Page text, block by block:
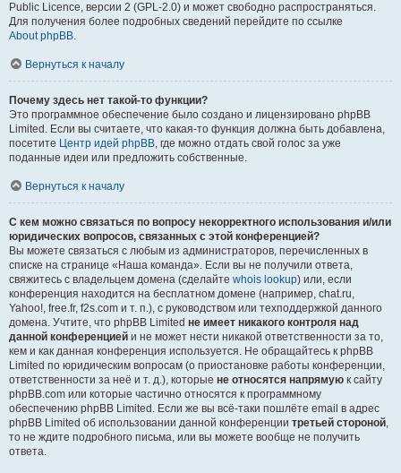
Public Licence, версии 2 (GPL-2.0) и может свободно распространяться.
Для получения более подробных сведений перейдите по ссылке
About phpBB.
Вернуться к началу
Почему здесь нет такой-то функции?
Это программное обеспечение было создано и лицензировано phpBB
Limited. Если вы считаете, что какая-то функция должна быть добавлена,
посетите Центр идей phpBB, где можно отдать свой голос за уже
поданные идеи или предложить собственные.
Вернуться к началу
С кем можно связаться по вопросу некорректного использования и/или
юридических вопросов, связанных с этой конференцией?
Вы можете связаться с любым из администраторов, перечисленных в
списке на странице «Наша команда». Если вы не получили ответа,
свяжитесь с владельцем домена (сделайте whois lookup) или, если
конференция находится на бесплатном домене (например, chat.ru,
Yahoo!, free.fr, f2s.com и т. п.), с руководством или техподдержкой данного
домена. Учтите, что phpBB Limited не имеет никакого контроля над
данной конференцией и не может нести никакой ответственности за то,
кем и как данная конференция используется. Не обращайтесь к phpBB
Limited по юридическим вопросам (о приостановке работы конференции,
ответственности за неё и т. д.), которые не относятся напрямую к сайту
phpBB.com или которые частично относятся к программному
обеспечению phpBB Limited. Если же вы всё-таки пошлёте email в адрес
phpBB Limited об использовании данной конференции третьей стороной,
то не ждите подробного письма, или вы можете вообще не получить
ответа.